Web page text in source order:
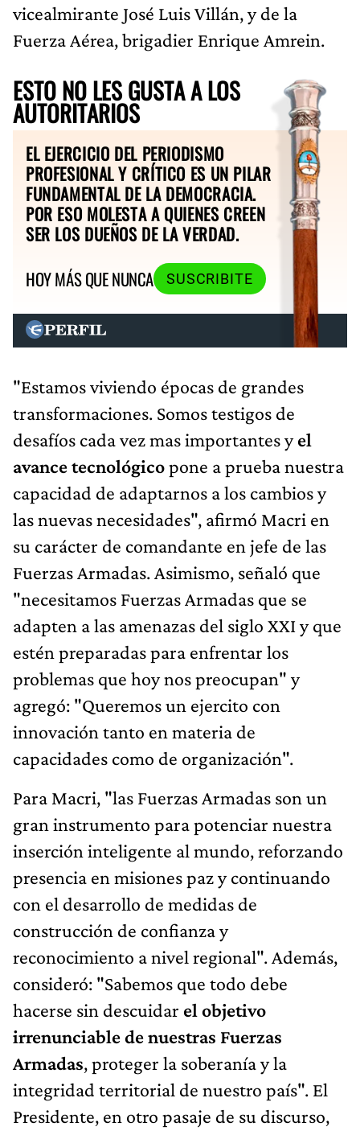
vicealmirante José Luis Villán, y de la
Fuerza Aérea, brigadier Enrique Amrein.
ESTO NO LES GUSTA A LOS
AUTORITARIOS
EL EJERCICIO DEL PERIODISMO
PROFESIONAL Y CRÍTICO ES UN PILAR
FUNDAMENTAL DE LA DEMOCRACIA.
POR ESO MOLESTA A QUIENES CREEN
SER LOS DUEÑOS DE LA VERDAD.
HOY MÁS QUE NUNCA
SUSCRIBITE
"Estamos viviendo épocas de grandes
transformaciones. Somos testigos de
desafíos cada vez mas importantes yel
avance tecnológicopone a prueba nuestra
capacidad de adaptarnos a los cambios y
las nuevas necesidades", afirmó Macri en
su carácter de comandante en jefe de las
Fuerzas Armadas. Asimismo, señaló que
"necesitamos Fuerzas Armadas que se
adapten a las amenazas del siglo XXI y que
estén preparadas para enfrentar los
problemas que hoy nos preocupan" y
agregó: "Queremos un ejercito con
innovación tanto en materia de
capacidades como de organización".
Para Macri, "las Fuerzas Armadas son un
gran instrumento para potenciar nuestra
inserción inteligente al mundo, reforzando
presencia en misiones paz y continuando
con el desarrollo de medidas de
construcción de confianza y
reconocimiento a nivel regional". Además,
consideró: "Sabemos que todo debe
hacerse sin descuidar el objetivo
irrenunciable de nuestras Fuerzas
Armadas, proteger la soberanía y la
integridad territorial de nuestro país". El
Presidente, en otro pasaje de su discurso,